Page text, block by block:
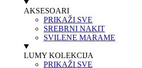
AKSESOARI
PRIKAŽI SVE
SREBRNI NAKIT
SVILENE MARAME
LUMY KOLEKCIJA
PRIKAŽI SVE